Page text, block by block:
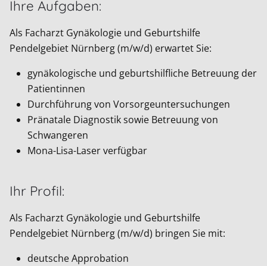
Ihre Aufgaben:
Als Facharzt Gynäkologie und Geburtshilfe
Pendelgebiet Nürnberg (m/w/d) erwartet Sie:
gynäkologische und geburtshilfliche Betreuung der
Patientinnen
Durchführung von Vorsorgeuntersuchungen
Pränatale Diagnostik sowie Betreuung von
Schwangeren
Mona-Lisa-Laser verfügbar
Ihr Profil:
Als Facharzt Gynäkologie und Geburtshilfe
Pendelgebiet Nürnberg (m/w/d) bringen Sie mit:
deutsche Approbation